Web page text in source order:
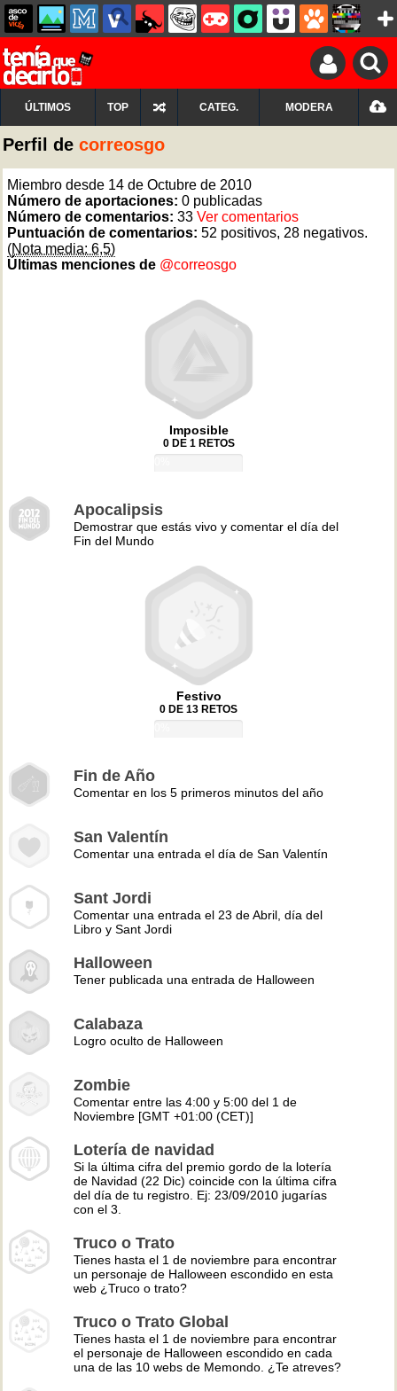
ÚLTIMOS TOP CATEG. MODERA
Perfil de correosgo
Miembro desde 14 de Octubre de 2010
Número de aportaciones: 0 publicadas
Número de comentarios: 33 Ver comentarios
Puntuación de comentarios: 52 positivos, 28 negativos.
(Nota media: 6,5)
Últimas menciones de @correosgo
Imposible
0 DE 1 RETOS
Apocalipsis
Demostrar que estás vivo y comentar el día del
Fin del Mundo
Festivo
0 DE 13 RETOS
Fin de Año
Comentar en los 5 primeros minutos del año
San Valentín
Comentar una entrada el día de San Valentín
Sant Jordi
Comentar una entrada el 23 de Abril, día del
Libro y Sant Jordi
Halloween
Tener publicada una entrada de Halloween
Calabaza
Logro oculto de Halloween
Zombie
Comentar entre las 4:00 y 5:00 del 1 de
Noviembre [GMT +01:00 (CET)]
Lotería de navidad
Si la última cifra del premio gordo de la lotería
de Navidad (22 Dic) coincide con la última cifra
del día de tu registro. Ej: 23/09/2010 jugarías
con el 3.
Truco o Trato
Tienes hasta el 1 de noviembre para encontrar
un personaje de Halloween escondido en esta
web ¿Truco o trato?
Truco o Trato Global
Tienes hasta el 1 de noviembre para encontrar
el personaje de Halloween escondido en cada
una de las 10 webs de Memondo. ¿Te atreves?